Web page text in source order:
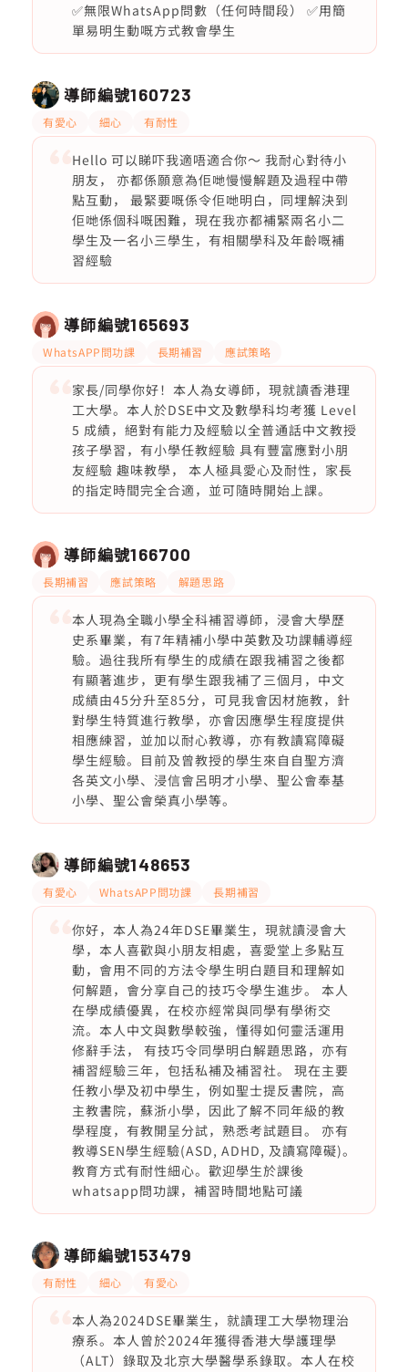
✅無限WhatsApp問數（任何時間段） ✅用簡
單易明生動嘅方式教會學生
導師編號160723
有愛心 細心 有耐性
Hello 可以睇吓我適唔適合你～ 我耐心對待小
朋友， 亦都係願意為佢哋慢慢解題及過程中帶
點互動， 最緊要嘅係令佢哋明白，同埋解決到
佢哋係個科嘅困難，現在我亦都補緊兩名小二
學生及一名小三學生，有相關學科及年齡嘅補
習經驗
導師編號165693
WhatsAPP問功課 長期補習 應試策略
家長/同學你好！本人為女導師，現就讀香港理
工大學。本人於DSE中文及數學科均考獲 Level
5 成績，絕對有能力及經驗以全普通話中文教授
孩子學習，有小學任教經驗 具有豐富應對小朋
友經驗 趣味教學， 本人極具愛心及耐性，家長
的指定時間完全合適，並可隨時開始上課。
導師編號166700
長期補習 應試策略 解題思路
本人現為全職小學全科補習導師，浸會大學歷
史系畢業，有7年精補小學中英數及功課輔導經
驗。過往我所有學生的成績在跟我補習之後都
有顯著進步，更有學生跟我補了三個月，中文
成績由45分升至85分，可見我會因材施教，針
對學生特質進行教學，亦會因應學生程度提供
相應練習，並加以耐心教導，亦有教讀寫障礙
學生經驗。目前及曾教授的學生來自自聖方濟
各英文小學、浸信會呂明才小學、聖公會奉基
小學、聖公會榮真小學等。
導師編號148653
有愛心 WhatsAPP問功課 長期補習
你好，本人為24年DSE畢業生，現就讀浸會大
學，本人喜歡與小朋友相處，喜愛堂上多點互
動，會用不同的方法令學生明白題目和理解如
何解題，會分享自己的技巧令學生進步。 本人
在學成績優異，在校亦經常與同學有學術交
流。本人中文與數學較強，懂得如何靈活運用
修辭手法， 有技巧令同學明白解題思路，亦有
補習經驗三年，包括私補及補習社。 現在主要
任教小學及初中學生，例如聖士提反書院，高
主教書院，蘇浙小學，因此了解不同年級的教
學程度，有教開呈分試，熟悉考試題目。 亦有
教導SEN學生經驗(ASD, ADHD, 及讀寫障礙)。
教育方式有耐性細心。歡迎學生於課後
whatsapp問功課，補習時間地點可議
導師編號153479
有耐性 細心 有愛心
本人為2024DSE畢業生，就讀理工大學物理治
療系。本人曾於2024年獲得香港大學護理學
（ALT）錄取及北京大學醫學系錄取。本人在校